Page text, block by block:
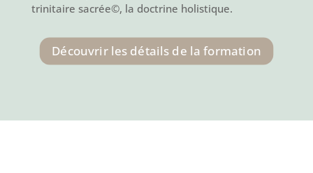
trinitaire sacrée©, la doctrine holistique.
Découvrir les détails de la formation